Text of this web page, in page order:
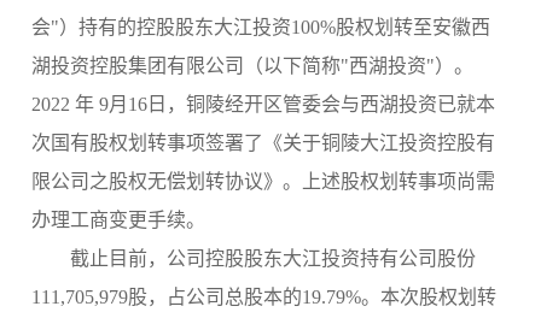
会"）持有的控股股东大江投资100%股权划转至安徽西
湖投资控股集团有限公司（以下简称"西湖投资"）。
2022 年 9月16日，铜陵经开区管委会与西湖投资已就本
次国有股权划转事项签署了《关于铜陵大江投资控股有
限公司之股权无偿划转协议》。上述股权划转事项尚需
办理工商变更手续。
截止目前，公司控股股东大江投资持有公司股份
111,705,979股，占公司总股本的19.79%。本次股权划转